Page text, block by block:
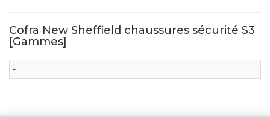
Cofra New Sheffield chaussures sécurité S3
[Gammes]
-